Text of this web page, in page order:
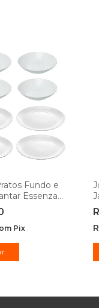
Fundo e
Essenza
e 25cm -
Pix